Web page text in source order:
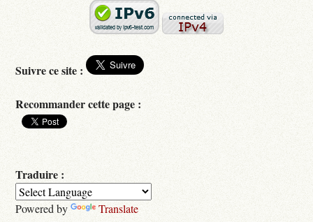
Suivre ce site :
Recommander cette page :
Traduire :
Powered by Translate